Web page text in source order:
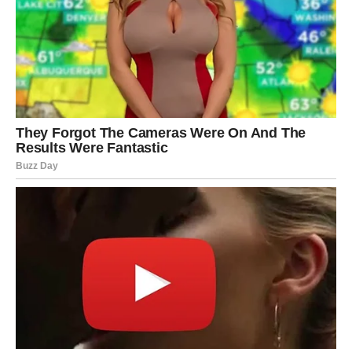
Posebno obratite pažnju na dokumentaciju, račune i
administrativne obaveze. Mala greška mogla bi kasnije da
izazove komplikacije.
Jedna osoba mogla bi vam otvoriti vrata poslovne prilike
koju niste očekivali.
Ako planirate ulaganje u edukaciju ili dodatno
usavršavanje, ovo je odličan trenutak.
Škorpija
Škorpijama dolazi veoma zanimljiva finansijska sedmica.
Postoji mogućnost većeg priliva novca nego što ste
očekivali. To može biti bonus, nagrada, dodatni honorar ili